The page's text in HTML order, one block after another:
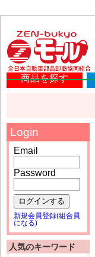
商品を探す
Login
Email
Password
ログインする
新規会員登録(組合員
になる)
人気のキーワード